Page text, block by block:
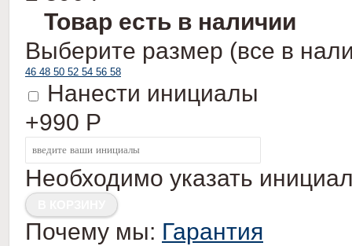
Товар есть в наличии
Выберите размер (все в
46 48 50 52 54 56 58
Нанести инициалы
+990 Р
Необходимо указать
Почему мы: Гарантия